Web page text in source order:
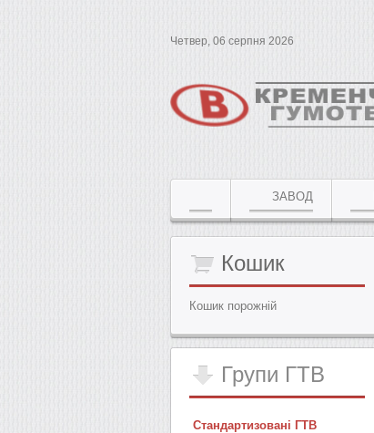
Четвер, 06 серпня 2026
ЗАВОД
Кошик
Кошик порожній
Групи ГТВ
Стандартизовані ГТВ